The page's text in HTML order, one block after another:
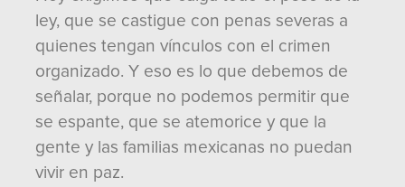
ley, que se castigue con penas severas a
quienes tengan vínculos con el crimen
organizado. Y eso es lo que debemos de
señalar, porque no podemos permitir que
se espante, que se atemorice y que la
gente y las familias mexicanas no puedan
vivir en paz.